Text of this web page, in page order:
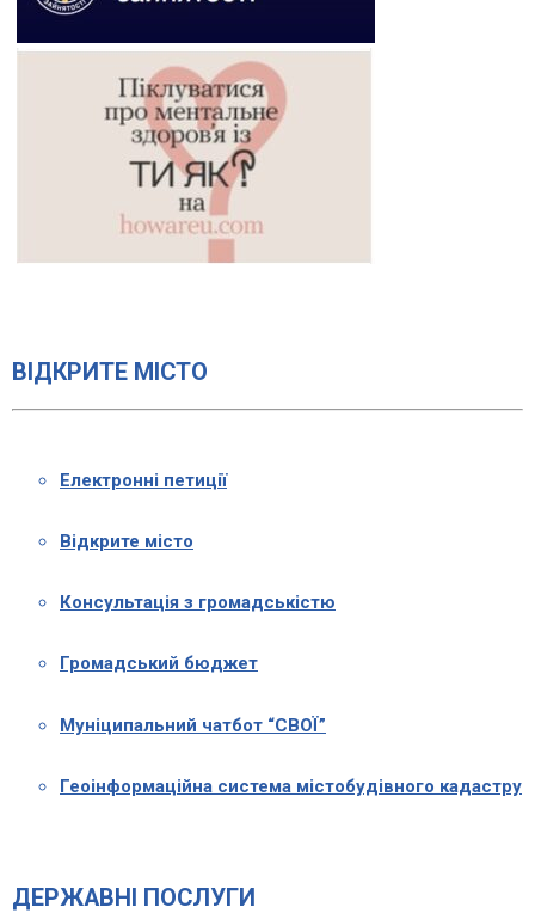
ВІДКРИТЕ МІСТО
Електронні петиції
Відкрите місто
Консультація з громадськістю
Громадський бюджет
Муніципальний чатбот “СВОЇ”
Геоінформаційна система містобудівного кадастру
ДЕРЖАВНІ ПОСЛУГИ